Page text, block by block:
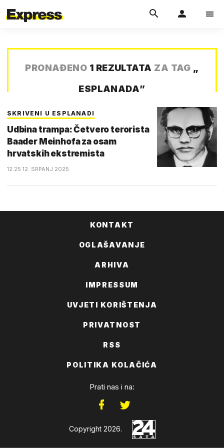
PRONAĐENO 1 REZULTATA ZA TAG „
ESPLANADA”
SKRIVENI U ESPLANADI
Udbina trampa: Četvero terorista
Baader Meinhofa za osam
hrvatskih ekstremista
12:25 12. SRPANJ 2025.
KONTAKT
OGLAŠAVANJE
ARHIVA
IMPRESSUM
UVJETI KORIŠTENJA
PRIVATNOST
RSS
POLITIKA KOLAČIĆA
Prati nas i na:
Copyright 2026.